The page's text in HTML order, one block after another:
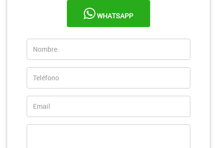
WHATSAPP